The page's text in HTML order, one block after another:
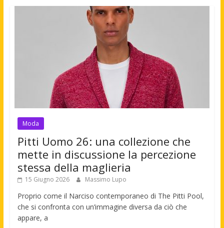
Moda
Pitti Uomo 26: una collezione che
mette in discussione la percezione
stessa della maglieria
15 Giugno 2026 Massimo Lupo
Proprio come il Narciso contemporaneo di The Pitti Pool,
che si confronta con un’immagine diversa da ciò che
appare, a